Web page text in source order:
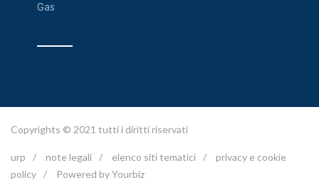
Gas
Copyrights © 2021 tutti i diritti riservati
urp / note legali / elenco siti tematici /
privacy e cookie
policy / Powered by Yourbiz